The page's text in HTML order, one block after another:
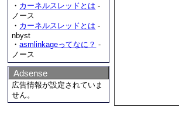
・ カーネルスレッドとは -
ノース
・ カーネルスレッドとは -
nbyst
・asmlinkageってなに？ -
ノース
Adsense
広告情報が設定されていま
せん。